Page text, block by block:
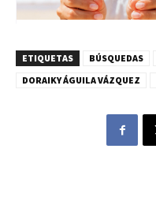
ETIQUETAS BÚSQUEDAS
DORAIKY ÁGUILA VÁZQUEZ